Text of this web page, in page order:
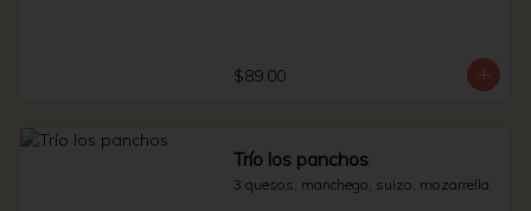
$89.00
Trío los panchos
3 quesos, manchego, suizo, mozarrella.